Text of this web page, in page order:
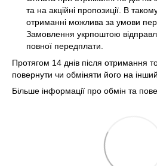
та на акційні пропозиції. В
отриманні можлива за умови
Замовлення укрпоштою
повної передплати.
Протягом 14 днів після отримання
повернути чи обміняти його на
Більше інформації про обмін та